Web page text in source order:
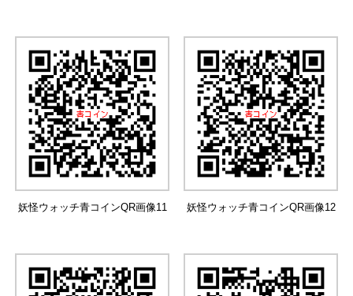
妖怪ウォッチ青コインQR画像11 妖怪ウォッチ青コインQR画像12